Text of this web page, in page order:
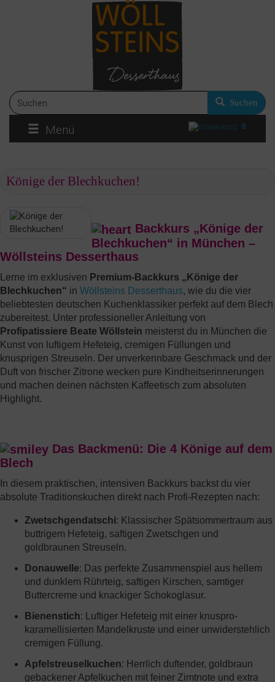
Suchen
Menü 0
Könige der Blechkuchen!
Backkurs „Könige der
Blechkuchen“ in München –
Wöllsteins Desserthaus
Lerne im exklusiven Premium-Backkurs „Könige der
Blechkuchen“ in Wöllsteins Desserthaus, wie du die vier
beliebtesten deutschen Kuchenklassiker perfekt auf dem Blech
zubereitest. Unter professioneller Anleitung von
Profipatissiere Beate Wöllstein meisterst du in München die
Kunst von luftigem Hefeteig, cremigen Füllungen und
knusprigen Streuseln. Der unverkennbare Geschmack und der
Duft von frischer Zitrone wecken pure Kindheitserinnerungen
und machen deinen nächsten Kaffeetisch zum absoluten
Highlight.
Das Backmenü: Die 4 Könige auf dem
Blech
In diesem praktischen, intensiven Backkurs backst du vier
absolute Traditionskuchen direkt nach Profi-Rezepten nach:
Zwetschgendatschi: Klassischer Spätsommertraum aus
buttrigem Hefeteig, saftigen Zwetschgen und
goldbraunen Streuseln.
Donauwelle: Das perfekte Zusammenspiel aus hellem
und dunklem Rührteig, saftigen Kirschen, samtiger
Buttercreme und knackiger Schokoglasur.
Bienenstich: Luftiger Hefeteig mit einer knuspro-
karamellisierten Mandelkruste und einer unwiderstehlich
cremigen Füllung.
Apfelstreuselkuchen: Herrlich duftender, goldbraun
gebackener Apfelkuchen mit feiner Zimtnote und extra